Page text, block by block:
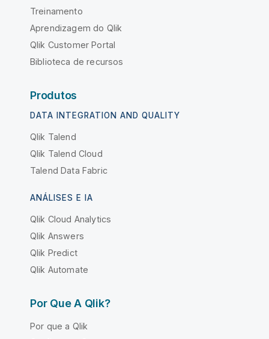
Treinamento
Aprendizagem do Qlik
Qlik Customer Portal
Biblioteca de recursos
Produtos
DATA INTEGRATION AND QUALITY
Qlik Talend
Qlik Talend Cloud
Talend Data Fabric
ANÁLISES E IA
Qlik Cloud Analytics
Qlik Answers
Qlik Predict
Qlik Automate
Por Que A Qlik?
Por que a Qlik